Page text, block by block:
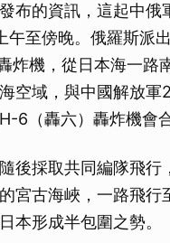
布的資訊，這起中俄
午至傍晚。俄羅斯派
炸機，從日本海一路
空域，與中國解放軍
6（轟六）轟炸機會合
後採取共同編隊飛行
宮古海峽，一路飛行
本形成半包圍之勢。